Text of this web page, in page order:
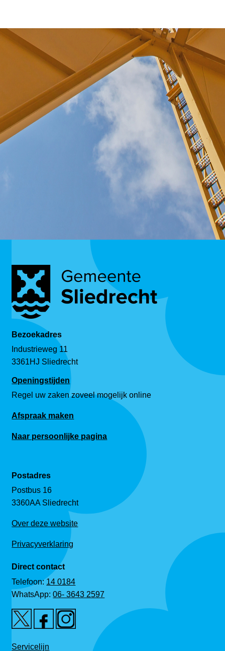
Bezoekadres
Industrieweg 11
3361HJ Sliedrecht
Openingstijden
Regel uw zaken zoveel mogelijk online
Afspraak maken
Naar persoonlijke pagina
Postadres
Postbus 16
3360AA Sliedrecht
Over deze website
Privacyverklaring
Direct contact
Telefoon:14 0184
WhatsApp:06- 3643 2597
Servicelijn